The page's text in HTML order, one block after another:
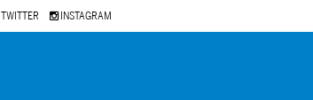
TWITTER INSTAGRAM